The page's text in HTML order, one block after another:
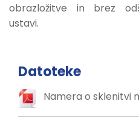
obrazložitve in brez
ustavi.
Datoteke
Namera o sklenitvi